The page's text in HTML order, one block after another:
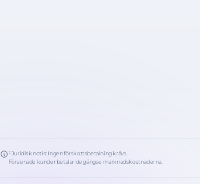
¹ Juridisk notis: Ingen förskottsbetalning krävs.
Försenade kunder betalar de gängse marknadskostnaderna.